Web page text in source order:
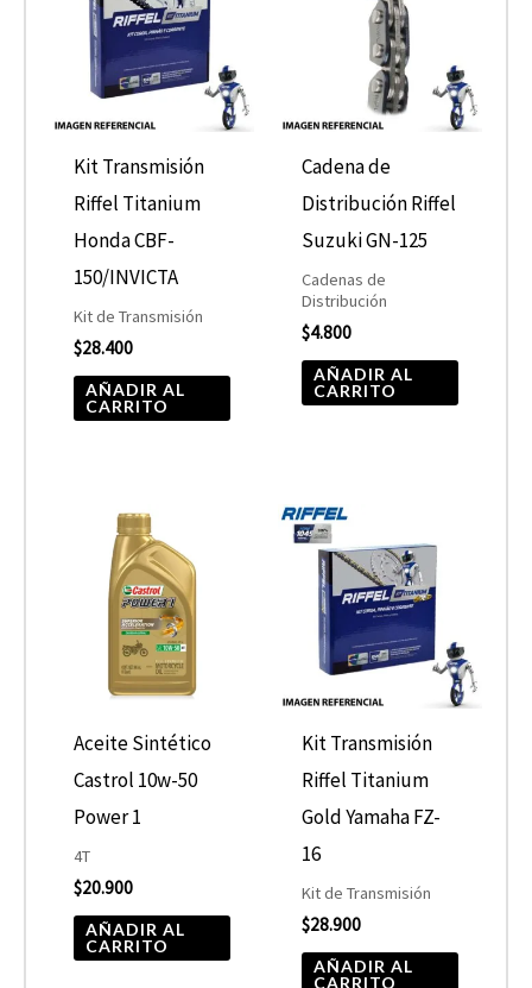
Kit Transmisión
Riffel Titanium
Honda CBF-
150/INVICTA
Kit de Transmisión
$28.400
AÑADIR AL
CARRITO
Cadena de
Distribución Riffel
Suzuki GN-125
Cadenas de
Distribución
$4.800
AÑADIR AL
CARRITO
Aceite Sintético
Castrol 10w-50
Power 1
4T
$20.900
AÑADIR AL
CARRITO
Kit Transmisión
Riffel Titanium
Gold Yamaha FZ-
16
Kit de Transmisión
$28.900
AÑADIR AL
CARRITO